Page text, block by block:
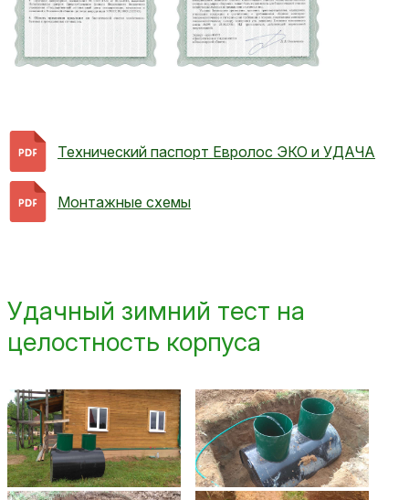
Технический паспорт Евролос ЭКО и УДАЧА
Монтажные схемы
Удачный зимний тест на
целостность корпуса